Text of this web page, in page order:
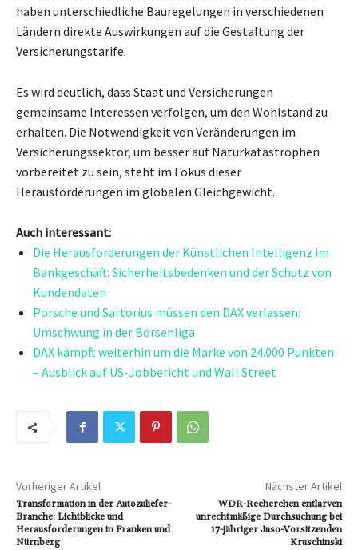
haben unterschiedliche Bauregelungen in verschiedenen
Ländern direkte Auswirkungen auf die Gestaltung der
Versicherungstarife.
Es wird deutlich, dass Staat und Versicherungen
gemeinsame Interessen verfolgen, um den Wohlstand zu
erhalten. Die Notwendigkeit von Veränderungen im
Versicherungssektor, um besser auf Naturkatastrophen
vorbereitet zu sein, steht im Fokus dieser
Herausforderungen im globalen Gleichgewicht.
Auch interessant:
Die Herausforderungen der Künstlichen Intelligenz im
Bankgeschäft: Sicherheitsbedenken und der Schutz von
Kundendaten
Porsche und Sartorius müssen den DAX verlassen:
Umschwung in der Börsenliga
DAX kämpft weiterhin um die Marke von 24.000 Punkten
– Ausblick auf US-Jobbericht und Wall Street
Vorheriger Artikel
Transformation in der Autozuliefer-
Branche: Lichtblicke und
Herausforderungen in Franken und
Nürnberg
Nächster Artikel
WDR-Recherchen entlarven
unrechtmäßige Durchsuchung bei
17-jähriger Juso-Vorsitzenden
Kruschinski